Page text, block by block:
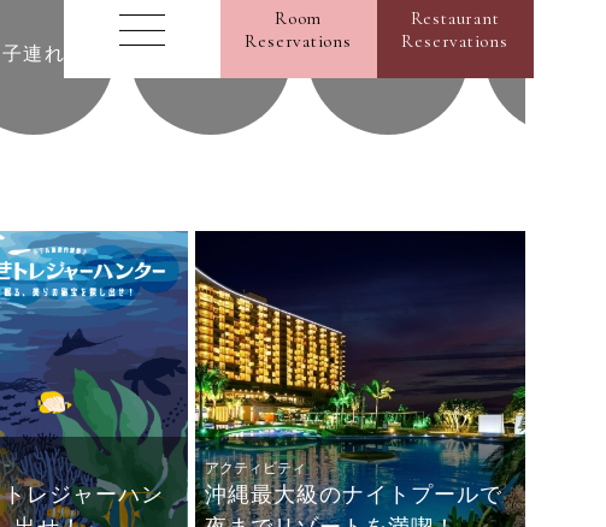
Room
Reservations
Restaurant
Reservations
Online Shop
JUNGLIA OKINAWA
新着情報
よくあるご質問 ホテル情報
採用情報 プライバシーポリシー
特定商取引法に基づく表示 ギャラリー
電子パンフレット
子連れ 沖縄の伝統 イベント
レジャーハン
アクティビティ
沖縄最大級のナイトプールで